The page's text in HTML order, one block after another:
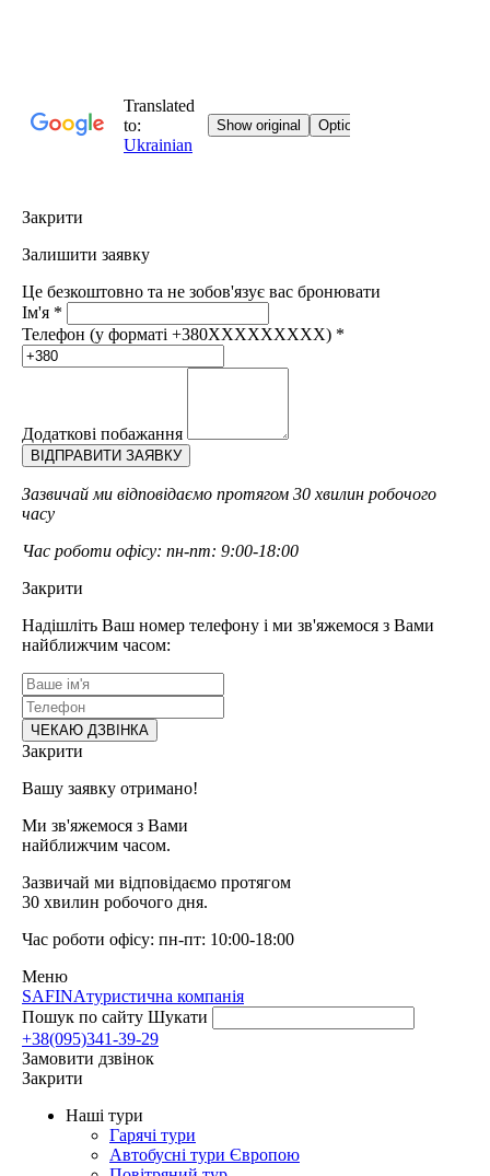
Закрити
Залишити заявку
Це безкоштовно та не зобов'язує вас бронювати
Ім'я *
Телефон (у форматі +380XXXXXXXXX) *
Додаткові побажання
Зазвичай ми відповідаємо протягом 30 хвилин робочого
часу
Час роботи офісу: пн-пт: 9:00-18:00
Закрити
Надішліть Ваш номер телефону і ми зв'яжемося з Вами
найближчим часом:
Закрити
Вашу заявку отримано!
Ми зв'яжемося з Вами
найближчим часом.
Зазвичай ми відповідаємо протягом
30 хвилин робочого дня.
Час роботи офісу: пн-пт: 10:00-18:00
Меню
SAFINAтуристична компанія
Пошук по сайту Шукати
+38(095)341-39-29
Замовити дзвінок
Закрити
Наші тури
Гарячі тури
Автобусні тури Європою